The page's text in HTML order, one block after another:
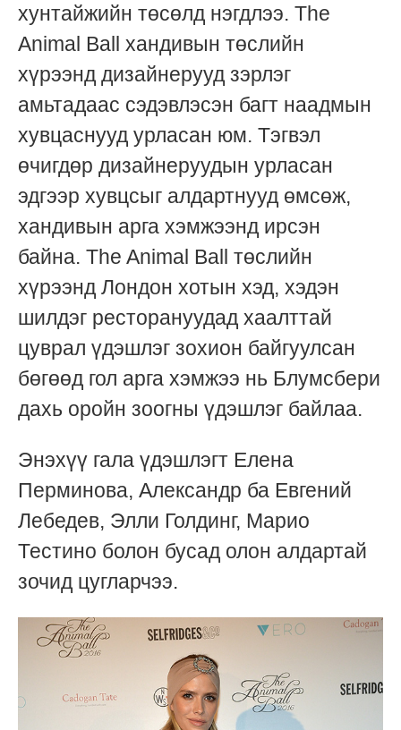
хунтайжийн төсөлд нэгдлээ. The
Animal Ball хандивын төслийн
хүрээнд дизайнерууд зэрлэг
амьтадаас сэдэвлэсэн багт наадмын
хувцаснууд урласан юм. Тэгвэл
өчигдөр дизайнеруудын урласан
эдгээр хувцсыг алдартнууд өмсөж,
хандивын арга хэмжээнд ирсэн
байна. The Animal Ball төслийн
хүрээнд Лондон хотын хэд, хэдэн
шилдэг ресторануудад хаалттай
цуврал үдэшлэг зохион байгуулсан
бөгөөд гол арга хэмжээ нь Блумсбери
дахь оройн зоогны үдэшлэг байлаа.
Энэхүү гала үдэшлэгт Елена
Перминова, Александр ба Евгений
Лебедев, Элли Голдинг, Марио
Тестино болон бусад олон алдартай
зочид цугларчээ.